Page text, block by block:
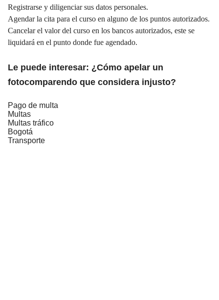
Registrarse y diligenciar sus datos personales.
Agendar la cita para el curso en alguno de los puntos autorizados.
Cancelar el valor del curso en los bancos autorizados, este se
liquidará en el punto donde fue agendado.
Le puede interesar: ¿Cómo apelar un
fotocomparendo que considera injusto?
Pago de multa
Multas
Multas tráfico
Bogotá
Transporte